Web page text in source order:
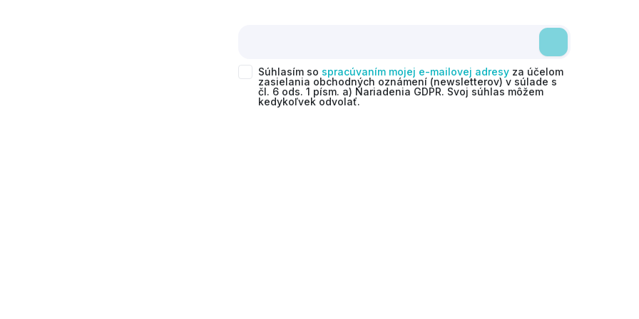
Súhlasím so spracúvaním mojej e-mailovej adresy za účelom
zasielania obchodných oznámení (newsletterov) v súlade s
čl. 6 ods. 1 písm. a) Nariadenia GDPR. Svoj súhlas môžem
kedykoľvek odvolať.